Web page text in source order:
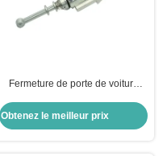
Fermeture de porte de voiture
cylindre de porte de voiture
Obtenez le meilleur prix